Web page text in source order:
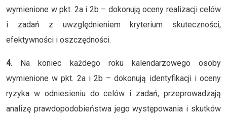
wymienione w pkt. 2a i 2b – dokonują oceny realizacji celów
i zadań z uwzględnieniem kryterium skuteczności,
efektywności i oszczędności.
4. Na koniec każdego roku kalendarzowego osoby
wymienione w pkt. 2a i 2b – dokonują identyfikacji i oceny
ryzyka w odniesieniu do celów i zadań, przeprowadzają
analizę prawdopodobieństwa jego występowania i skutków